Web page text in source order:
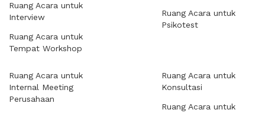
Ruang Acara untuk
Interview
Ruang Acara untuk
Tempat Workshop
Ruang Acara untuk
Psikotest
Ruang Acara untuk
Internal Meeting
Perusahaan
Ruang Acara untuk
Konsultasi
Ruang Acara untuk